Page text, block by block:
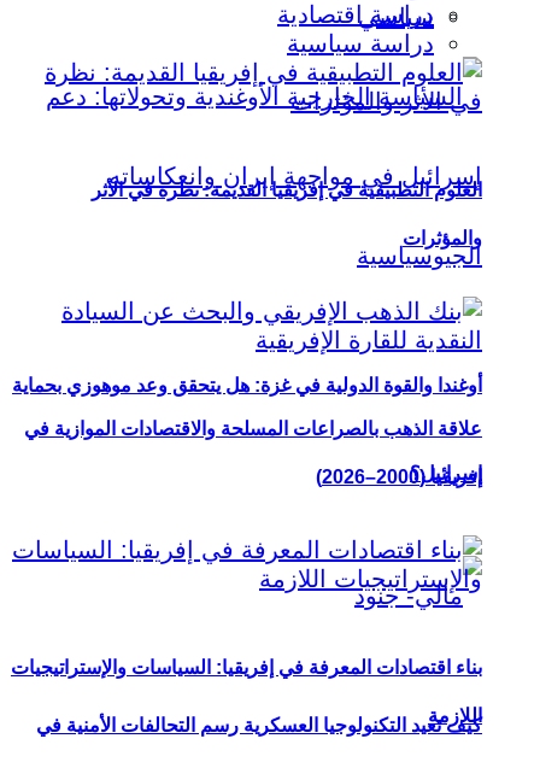
سياسي
أوغندا والقوة الدولية في غزة: هل يتحقق وعد موهوزي بحماية
إسرائيل؟
كيف تعيد التكنولوجيا العسكرية رسم التحالفات الأمنية في
دراسة اقتصادية
دراسة سياسية
العلوم التطبيقية في إفريقيا القديمة: نظرة في الأثر
والمؤثرات
علاقة الذهب بالصراعات المسلحة والاقتصادات الموازية في
إفريقيا (2000–2026)
بناء اقتصادات المعرفة في إفريقيا: السياسات والإستراتيجيات
اللازمة